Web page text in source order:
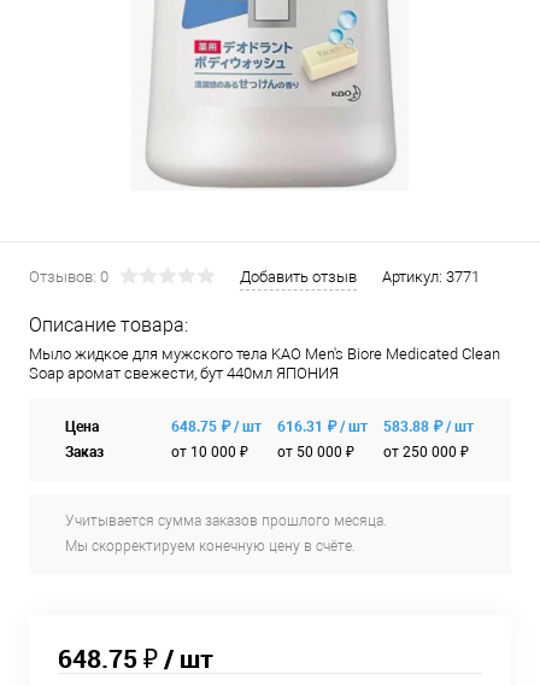
Отзывов: 0 Добавить отзыв Артикул: 3771
Описание товара:
Мыло жидкое для мужского тела KAO Men's Biore Medicated Clean
Soap аромат свежести, бут 440мл ЯПОНИЯ
Цена
Заказ
648.75 ₽ / шт
от 10 000 ₽
616.31 ₽ / шт
от 50 000 ₽
583.88 ₽ / шт
от 250 000 ₽
Учитывается сумма заказов прошлого месяца.
Мы скорректируем конечную цену в счёте.
648.75 ₽/ шт